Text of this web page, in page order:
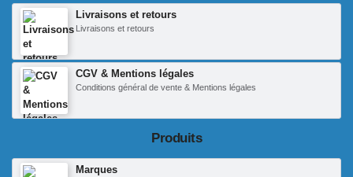
Livraisons et retours
Livraisons et retours
CGV & Mentions légales
Conditions général de vente & Mentions légales
Produits
Marques